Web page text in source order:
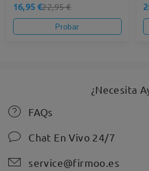
16,95 €22,95 €
Probar
¿Necesita
FAQs
Chat En Vivo 24/7
service@firmoo.es